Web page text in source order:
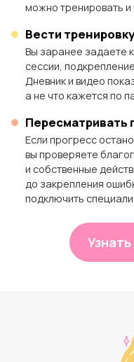
можно тренировать и
Вести
Вы заранее задаете
сессии,
Дневник и видео
а не что кажется по
Пересматривать
Если прогресс
вы проверяете
и собственные
до закрепления
подключить